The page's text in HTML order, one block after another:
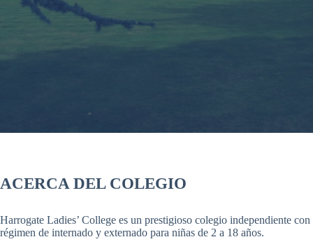
ACERCA DEL COLEGIO
Harrogate Ladies’ College es un prestigioso colegio independiente con
régimen de internado y externado para niñas de 2 a 18 años.